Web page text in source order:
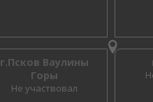
г.Псков Ваулины
Горы
Не участвовал